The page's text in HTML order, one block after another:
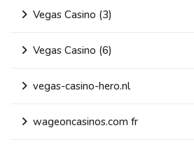
Vegas Casino (3)
Vegas Casino (6)
vegas-casino-hero.nl
wageoncasinos.com fr